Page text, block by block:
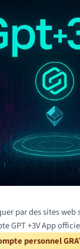
par des sites web
GPT +3V App
personnel